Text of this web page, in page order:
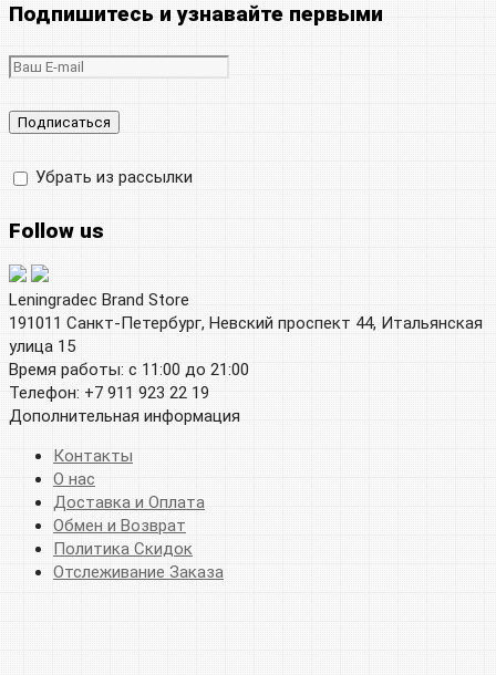
Подпишитесь и узнавайте первыми
Убрать из рассылки
Follow us
Leningradec Brand Store
191011 Санкт-Петербург, Невский проспект 44, Итальянская
улица 15
Время работы: с 11:00 до 21:00
Телефон: +7 911 923 22 19
Дополнительная информация
Контакты
О нас
Доставка и Оплата
Обмен и Возврат
Политика Скидок
Отслеживание Заказа